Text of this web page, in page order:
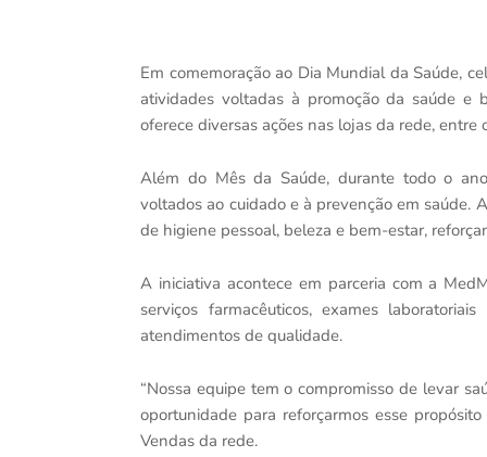
Em comemoração ao Dia Mundial da Saúde,
atividades voltadas à promoção da saúde e
oferece diversas ações nas lojas da rede,
Além do Mês da Saúde, durante todo o
voltados ao cuidado e à prevenção em saúde.
de higiene pessoal, beleza e bem-estar,
A iniciativa acontece em parceria com a
serviços farmacêuticos, exames
atendimentos de qualidade.
“Nossa equipe tem o compromisso de levar
oportunidade para reforçarmos esse
Vendas da rede.